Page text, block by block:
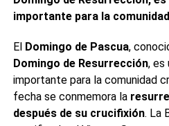
importante para la
El Domingo de Pascua,
Domingo de Resurrección, es
importante para la comunidad
fecha se conmemora la
después de su crucifixión. La